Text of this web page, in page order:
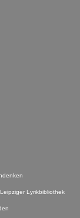
Leipziger Lyrikbibliothek